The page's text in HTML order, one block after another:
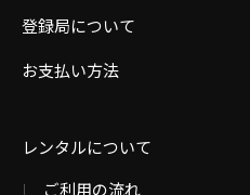
登録局について
お支払い方法
レンタルについて
ご利用の流れ